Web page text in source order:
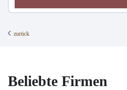
zurück
Beliebte Firmen